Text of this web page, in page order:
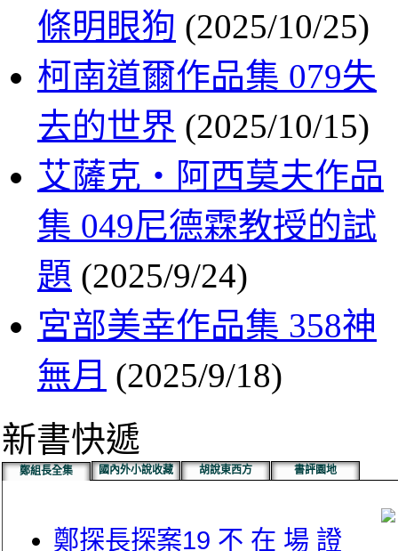
條明眼狗 (2025/10/25)
柯南道爾作品集 079失
去的世界 (2025/10/15)
艾薩克‧阿西莫夫作品
集 049尼德霖教授的試
題 (2025/9/24)
宮部美幸作品集 358神
無月 (2025/9/18)
新書快遞
鄭組長全集 國內外小說收藏 胡說東西方 書評園地
鄭探長探案19 不 在 場 證